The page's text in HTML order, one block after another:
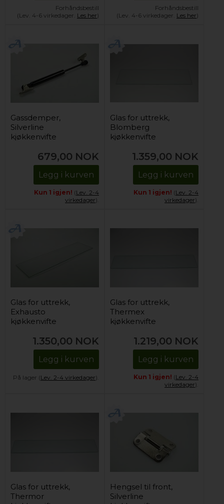
Forhåndsbestill
(Lev. 4-6 virkedager. Les her)
Forhåndsbestill
(Lev. 4-6 virkedager. Les her)
Gassdemper,
Silverline
kjøkkenvifte
679,00 NOK
Legg i kurven
Kun 1 igjen! (Lev. 2-4
virkedager).
Glas for uttrekk,
Blomberg
kjøkkenvifte
1.359,00 NOK
Legg i kurven
Kun 1 igjen! (Lev. 2-4
virkedager).
Glas for uttrekk,
Exhausto
kjøkkenvifte
1.350,00 NOK
Legg i kurven
På lager (Lev. 2-4 virkedager).
Glas for uttrekk,
Thermex
kjøkkenvifte
1.219,00 NOK
Legg i kurven
Kun 1 igjen! (Lev. 2-4
virkedager).
Glas for uttrekk,
Thermor
Hengsel til front,
Silverline